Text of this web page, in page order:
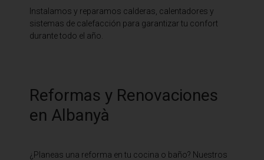
Instalamos y reparamos calderas, calentadores y
sistemas de calefacción para garantizar tu confort
durante todo el año.
Reformas y Renovaciones
en Albanyà
¿Planeas una reforma en tu cocina o baño? Nuestros